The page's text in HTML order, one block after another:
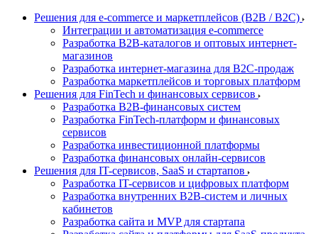
Решения для e-commerce и маркетплейсов (B2B / B2C)
Интеграции и автоматизация e-commerce
Разработка B2B-каталогов и оптовых интернет-
магазинов
Разработка интернет-магазина для B2C-продаж
Разработка маркетплейсов и торговых платформ
Решения для FinTech и финансовых сервисов
Разработка B2B-финансовых систем
Разработка FinTech-платформ и финансовых
сервисов
Разработка инвестиционной платформы
Разработка финансовых онлайн-сервисов
Решения для IT-сервисов, SaaS и стартапов
Разработка IT-сервисов и цифровых платформ
Разработка внутренних B2B-систем и личных
кабинетов
Разработка сайта и MVP для стартапа